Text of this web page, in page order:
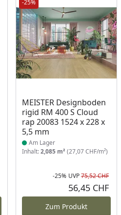
-25%
MEISTER Designboden
rigid RM 400 S Cloud
rap 20083 1524 x 228 x
5,5 mm
Produkt am Lager
Am Lager
Inhalt:2,085 m² (27,07 CHF/m²)
-25% UVP75,52 CHF
56,45 CHF
Zum Produkt